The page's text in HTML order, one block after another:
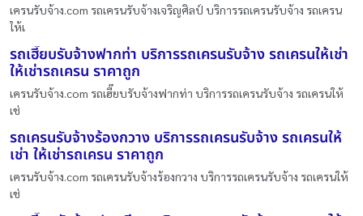
เครนรับจ้าง.com รถเครนรับจ้างเจริญศิลป์ บริการรถเครนรับจ้าง รถเครน
ให้เ
รถเฮี๊ยบรับจ้างฟากท่า บริการรถเครนรับจ้าง รถเครนให้เช่า
ให้เช่ารถเครน ราคาถูก
เครนรับจ้าง.com รถเฮี๊ยบรับจ้างฟากท่า บริการรถเครนรับจ้าง รถเครนให้
เช่
รถเครนรับจ้างร้องกวาง บริการรถเครนรับจ้าง รถเครนให้
เช่า ให้เช่ารถเครน ราคาถูก
เครนรับจ้าง.com รถเครนรับจ้างร้องกวาง บริการรถเครนรับจ้าง รถเครนให้
เช่